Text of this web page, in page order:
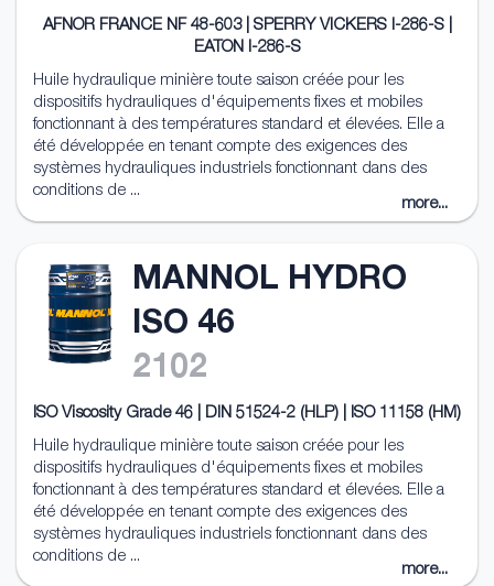
AFNOR FRANCE NF 48-603 | SPERRY VICKERS I-286-S |
EATON I-286-S
Huile hydraulique minière toute saison créée pour les
dispositifs hydrauliques d'équipements fixes et mobiles
fonctionnant à des températures standard et élevées. Elle a
été développée en tenant compte des exigences des
systèmes hydrauliques industriels fonctionnant dans des
conditions de ...
more...
MANNOL HYDRO
ISO 46
2102
ISO Viscosity Grade 46 | DIN 51524-2 (HLP) | ISO 11158 (HM)
Huile hydraulique minière toute saison créée pour les
dispositifs hydrauliques d'équipements fixes et mobiles
fonctionnant à des températures standard et élevées. Elle a
été développée en tenant compte des exigences des
systèmes hydrauliques industriels fonctionnant dans des
conditions de ...
more...